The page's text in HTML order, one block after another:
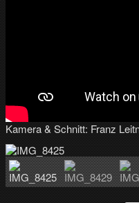
T
V
a
u
s
d
e
r
R
Kamera & Schnitt: Franz